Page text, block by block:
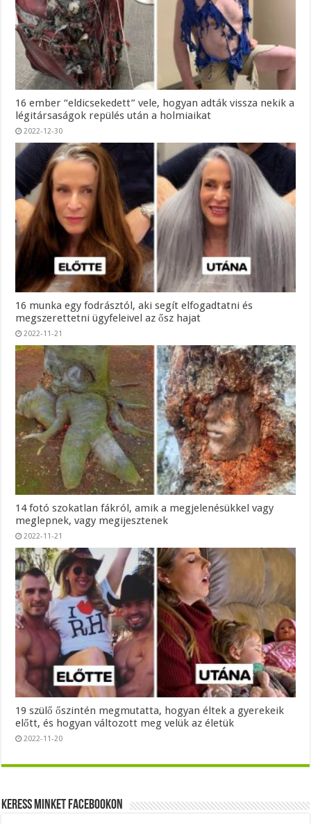
16 ember “eldicsekedett” vele, hogyan adták vissza nekik a
légitársaságok repülés után a holmiaikat
2022-12-30
16 munka egy fodrásztól, aki segít elfogadtatni és
megszerettetni ügyfeleivel az ősz hajat
2022-11-21
14 fotó szokatlan fákról, amik a megjelenésükkel vagy
meglepnek, vagy megijesztenek
2022-11-21
19 szülő őszintén megmutatta, hogyan éltek a gyerekeik
előtt, és hogyan változott meg velük az életük
2022-11-20
Keress minket Facebookon